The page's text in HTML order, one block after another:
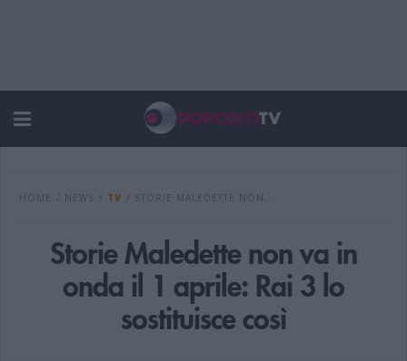
HOME NEWS TV STORIE MALEDETTE NON...
Storie Maledette non va in
onda il 1 aprile: Rai 3 lo
sostituisce così